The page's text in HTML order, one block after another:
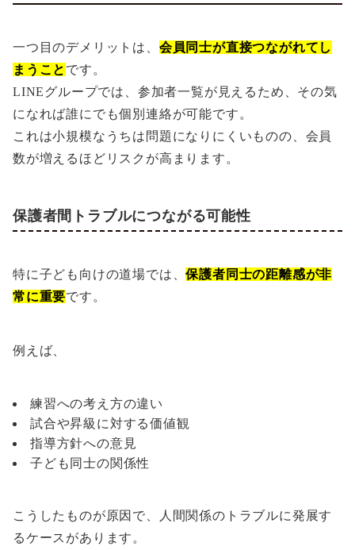
一つ目のデメリットは、 会員同士が直接つながれてし
まうこと です。
LINEグループでは、参加者一覧が見えるため、その気
になれば誰にでも個別連絡が可能です。
これは小規模なうちは問題になりにくいものの、会員
数が増えるほどリスクが高まります。
保護者間トラブルにつながる可能性
特に子ども向けの道場では、保護者同士の距離感が非
常に重要です。
例えば、
練習への考え方の違い
試合や昇級に対する価値観
指導方針への意見
子ども同士の関係性
こうしたものが原因で、人間関係のトラブルに発展す
るケースがあります。